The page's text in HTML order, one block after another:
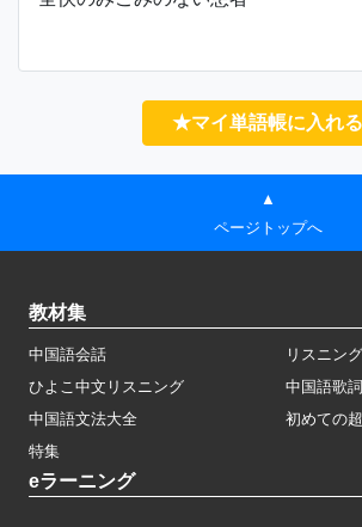
★マイ単語帳に入れる
▲
ページトップへ
教材集
中国語会話
リスニン
ひよこ中文リスニング
中国語歌詞
中国語文法大全
初めての
特集
eラーニング